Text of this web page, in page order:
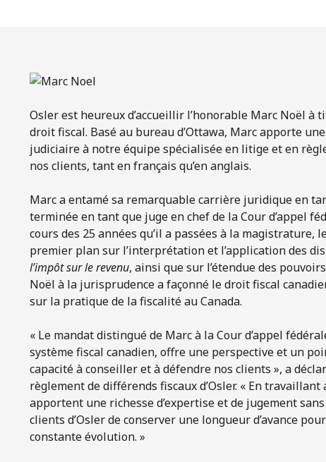
Osler est heureux d’accueillir l’honorable Marc Noël à
droit fiscal. Basé au bureau d’Ottawa, Marc apporte
judiciaire à notre équipe spécialisée en litige et en
nos clients, tant en français qu’en anglais.
Marc a entamé sa remarquable carrière juridique en
terminée en tant que juge en chef de la Cour d’appel
cours des 25 années qu’il a passées à la magistrature,
premier plan sur l’interprétation et l’application des
l’impôt sur le revenu, ainsi que sur l’étendue des
Noël à la jurisprudence a façonné le droit fiscal
sur la pratique de la fiscalité au Canada.
« Le mandat distingué de Marc à la Cour d’appel
système fiscal canadien, offre une perspective et un
capacité à conseiller et à défendre nos clients », a
règlement de différends fiscaux d’Osler. « En
apportent une richesse d’expertise et de jugement
clients d’Osler de conserver une longueur d’avance
constante évolution. »